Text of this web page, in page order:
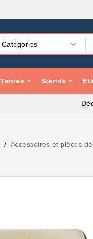
Tentes Stands
Accessoires et pièces